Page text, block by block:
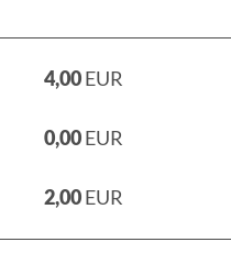
4,00EUR
0,00EUR
2,00EUR